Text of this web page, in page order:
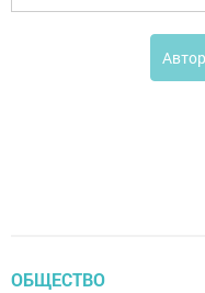
ОБЩЕСТВО